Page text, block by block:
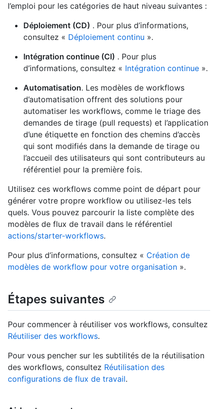
l’emploi pour les catégories de haut niveau suivantes :
Déploiement (CD) . Pour plus d’informations,
consultez « Déploiement continu ».
Intégration continue (CI) . Pour plus
d’informations, consultez « Intégration continue ».
Automatisation. Les modèles de workflows
d’automatisation offrent des solutions pour
automatiser les workflows, comme le triage des
demandes de tirage (pull requests) et l’application
d’une étiquette en fonction des chemins d’accès
qui sont modifiés dans la demande de tirage ou
l’accueil des utilisateurs qui sont contributeurs au
référentiel pour la première fois.
Utilisez ces workflows comme point de départ pour
générer votre propre workflow ou utilisez-les tels
quels. Vous pouvez parcourir la liste complète des
modèles de flux de travail dans le référentiel
actions/starter-workflows.
Pour plus d’informations, consultez « Création de
modèles de workflow pour votre organisation ».
Étapes suivantes
Pour commencer à réutiliser vos workflows, consultez
Réutiliser des workflows.
Pour vous pencher sur les subtilités de la réutilisation
des workflows, consultez Réutilisation des
configurations de flux de travail.